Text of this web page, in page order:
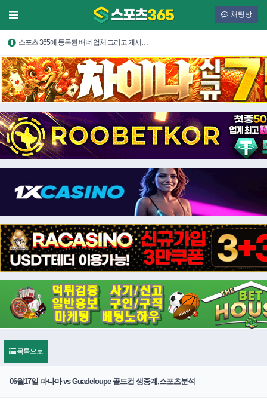
채팅방
스포츠 365에 등록된 배너 업체 그리고 게시…
목록으로
06월17일 파나마 vs Guadeloupe 골드컵 생중계,스포츠분석